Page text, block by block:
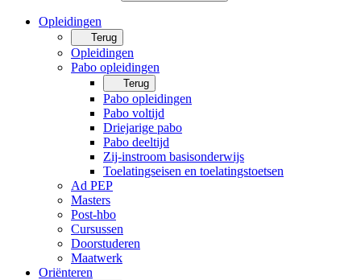
Opleidingen
Terug
Opleidingen
Pabo opleidingen
Terug
Pabo opleidingen
Pabo voltijd
Driejarige pabo
Pabo deeltijd
Zij-instroom basisonderwijs
Toelatingseisen en toelatingstoetsen
Ad PEP
Masters
Post-hbo
Cursussen
Doorstuderen
Maatwerk
Oriënteren